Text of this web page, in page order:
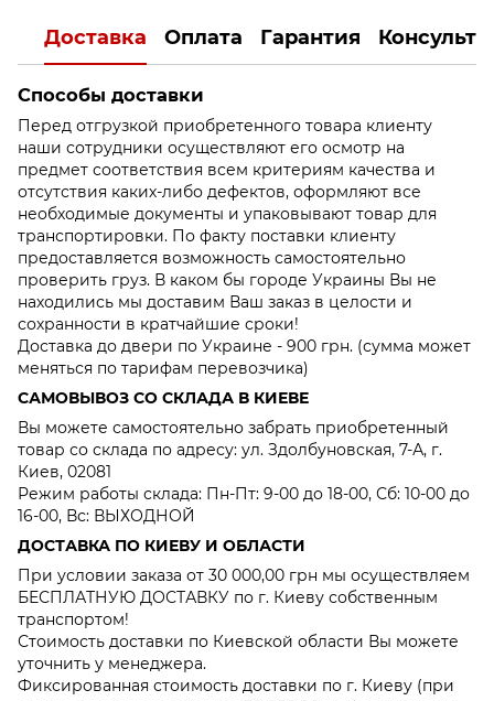
Доставка Оплата Гарантия
Способы доставки
Перед отгрузкой приобретенного товара клиенту
наши сотрудники осуществляют его осмотр на
предмет соответствия всем критериям качества и
отсутствия каких-либо дефектов, оформляют все
необходимые документы и упаковывают товар для
транспортировки. По факту поставки клиенту
предоставляется возможность самостоятельно
проверить груз. В каком бы городе Украины Вы не
находились мы доставим Ваш заказ в целости и
сохранности в кратчайшие сроки!
Доставка до двери по Украине - 900 грн. (сумма может
меняться по тарифам перевозчика)
САМОВЫВОЗ СО СКЛАДА В КИЕВЕ
Вы можете самостоятельно забрать приобретенный
товар со склада по адресу: ул. Здолбуновская, 7-А, г.
Киев, 02081
Режим работы склада: Пн-Пт: 9-00 до 18-00, Сб: 10-00 до
16-00, Вс: ВЫХОДНОЙ
ДОСТАВКА ПО КИЕВУ И ОБЛАСТИ
При условии заказа от 30 000,00 грн мы осуществляем
БЕСПЛАТНУЮ ДОСТАВКУ по г. Киеву собственным
транспортом!
Стоимость доставки по Киевской области Вы можете
уточнить у менеджера.
Фиксированная стоимость доставки по г. Киеву (при